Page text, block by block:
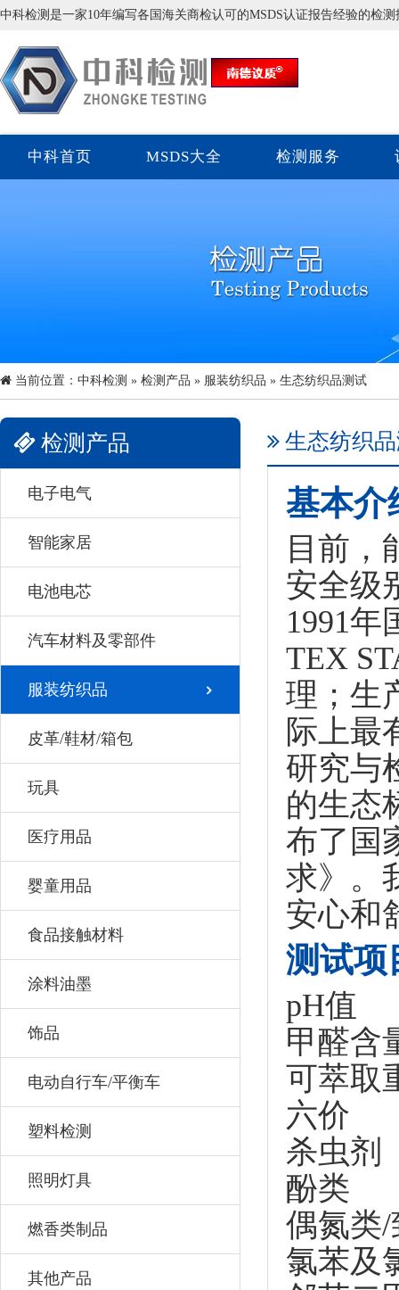
中科检测是一家10年编写各国海关商检认可的MSDS认证报告经验的检
中科首页 MSDS大全 检测服务
当前位置： 中科检测 » 检测产品 » 服装纺织品 » 生态纺织品测试
检测产品
电子电气
智能家居
电池电芯
汽车材料及零部件
服装纺织品
皮革/鞋材/箱包
玩具
医疗用品
婴童用品
食品接触材料
涂料油墨
饰品
电动自行车/平衡车
塑料检测
照明灯具
燃香类制品
其他产品
生态纺织
基本介
目前，
安全级
1991年
TEX
理；生
际上最
研究与
的生态
布了国
求》。
安心和
测试项
pH值
甲醛含
可萃取
六价
杀虫剂
酚类
偶氮类
氯苯及